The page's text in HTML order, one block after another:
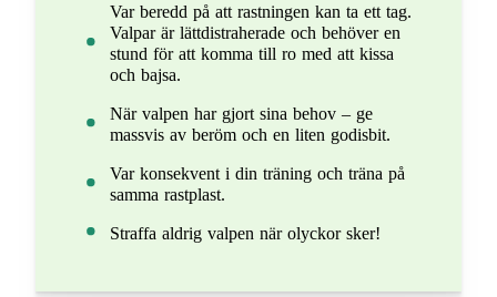
Var beredd på att rastningen kan ta ett tag.
Valpar är lättdistraherade och behöver en
stund för att komma till ro med att kissa
och bajsa.
När valpen har gjort sina behov – ge
massvis av beröm och en liten godisbit.
Var konsekvent i din träning och träna på
samma rastplast.
Straffa aldrig valpen när olyckor sker!